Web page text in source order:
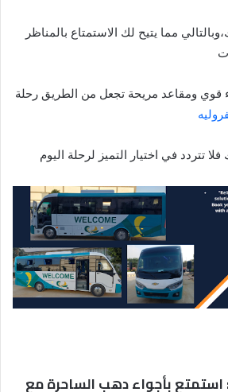
مما يتيح لك الاستمتاع بالمناظر
قوي ومقاعد مريحة تجعل من الطريق رحلة
فلا تتردد في اختيار التميز لرحلة اليوم
شتاء 2026: استمتع بأجواء دهب الساحرة مع